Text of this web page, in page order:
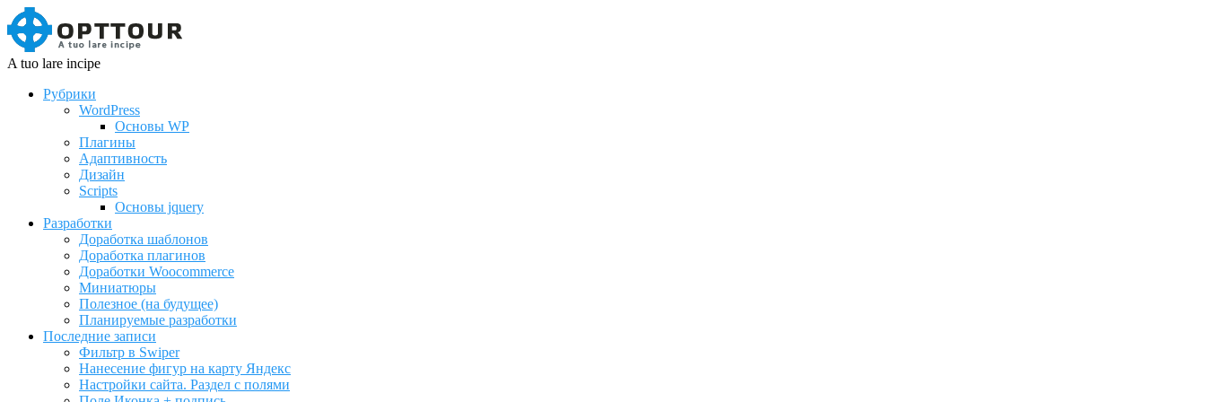
A tuo lare incipe
Рубрики
WordPress
Основы WP
Плагины
Адаптивность
Дизайн
Scripts
Основы jquery
Разработки
Доработка шаблонов
Доработка плагинов
Доработки Woocommerce
Миниатюры
Полезное (на будущее)
Планируемые разработки
Последние записи
Фильтр в Swiper
Нанесение фигур на карту Яндекс
Настройки сайта. Раздел с полями